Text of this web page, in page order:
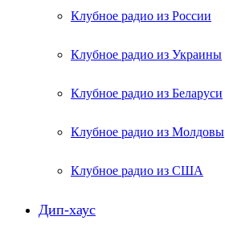
Клубное радио из России
Клубное радио из Украины
Клубное радио из Беларуси
Клубное радио из Молдовы
Клубное радио из США
Дип-хаус